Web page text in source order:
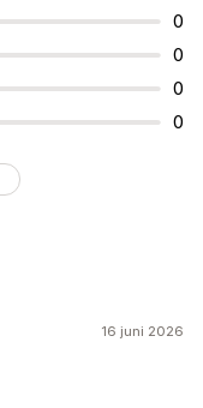
0
0
0
0
16 juni 2026